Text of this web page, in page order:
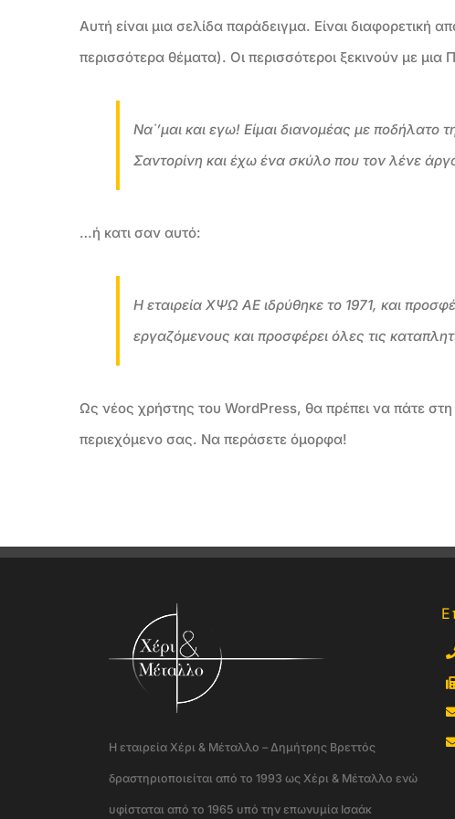
Αυτή είναι μια σελίδα παράδειγμα. Είναι διαφορετική
περισσότερα θέματα). Οι περισσότεροι ξεκινούν με μια
Να΄’μαι και εγω! Είμαι διανομέας με
Σαντορίνη και έχω ένα σκύλο που τον λένε
…ή κατι σαν αυτό:
Η εταιρεία ΧΨΩ ΑΕ ιδρύθηκε το 1971, και
εργαζόμενους και προσφέρει όλες τις
Ως νέος χρήστης του WordPress, θα πρέπει να πάτε στη
περιεχόμενο σας. Να περάσετε όμορφα!
Η εταιρεία Χέρι & Μέταλλο – Δημήτρης Βρεττός
δραστηριοποιείται από το 1993 ως Χέρι & Μέταλλο ενώ
υφίσταται από το 1965 υπό την επωνυμία Ισαάκ